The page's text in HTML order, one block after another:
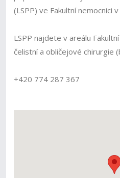
(LSPP) ve Fakultní nemocnici
LSPP najdete v areálu
čelistní a obličejové chirurgie
+420 774 287 367